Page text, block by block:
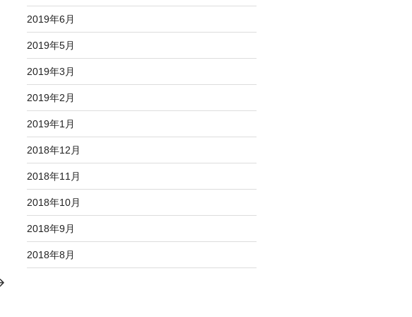
2019年6月
2019年5月
2019年3月
2019年2月
2019年1月
2018年12月
2018年11月
2018年10月
2018年9月
2018年8月